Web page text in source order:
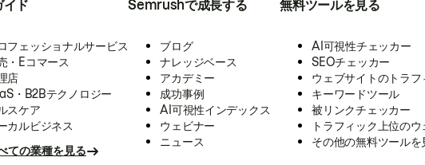
イド
フェッショナルサービス
・Eコマース
店
・B2Bテクノロジー
スケア
カルビジネス
ての業種を見る
Semrushで成長する
ブログ
ナレッジベース
アカデミー
成功事例
AI可視性インデックス
ウェビナー
ニュース
無料ツールを見る
AI可視性チェッカー
SEOチェッカー
ウェブサイトのトラ
キーワードツール
被リンクチェッカー
トラフィック上位の
その他の無料ツールを